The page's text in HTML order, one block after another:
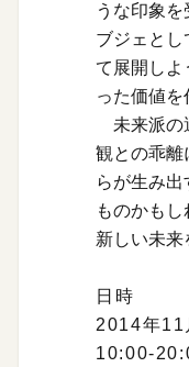
うな印象
ブジェと
て展開しよ
った価値を
未来派の
観との乖離
らが生み
ものかも
新しい未来
日時
2014年
10:00-